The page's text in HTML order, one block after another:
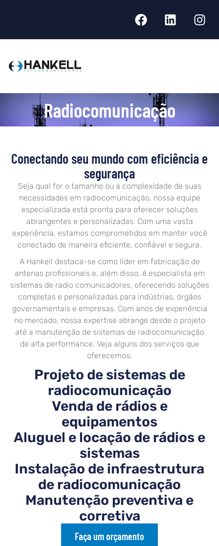
Radiocomunicação
Conectando seu mundo com eficiência e
segurança
Seja qual for o tamanho ou a complexidade de suas
necessidades em radiocomunicação, nossa equipe
especializada está pronta para oferecer soluções
abrangentes e personalizadas. Com uma vasta
experiência, estamos comprometidos em manter você
conectado de maneira eficiente, confiável e segura.
A Hankell destaca-se como líder em fabricação de
antenas profissionais e, além disso, é especialista em
sistemas de radio comunicadores, oferecendo soluções
completas e personalizadas para indústrias, órgãos
governamentais e empresas. Com anos de experiência
no mercado, nossa expertise abrange desde o projeto
até a manutenção de sistemas de radiocomunicação
de alta performance. Veja alguns dos serviços que
oferecemos:
Projeto de sistemas de
radiocomunicação
Venda de rádios e
equipamentos
Aluguel e locação de rádios e
sistemas
Instalação de infraestrutura
de radiocomunicação
Manutenção preventiva e
corretiva
Faça um orçamento